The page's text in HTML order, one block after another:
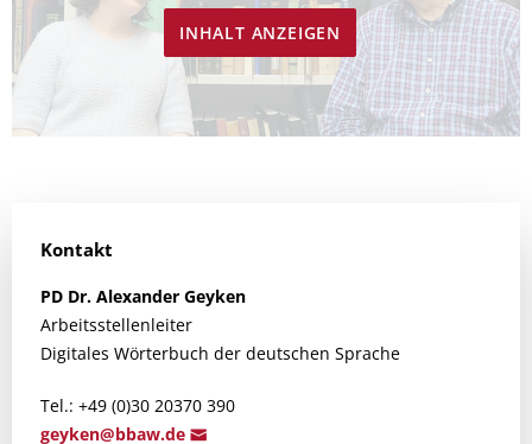
INHALT ANZEIGEN
Kontakt
PD Dr. Alexander Geyken
Arbeitsstellenleiter
Digitales Wörterbuch der deutschen Sprache
Tel.: +49 (0)30 20370 390
geyken@bbaw.de